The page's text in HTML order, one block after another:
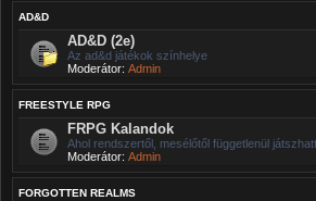
AD&D
AD&D (2e)
Az ad&d játékok színhelye
Moderátor: Admin
FREESTYLE RPG
FRPG Kalandok
Ahol rendszertől, mesélőtől függetlenül
Moderátor: Admin
FORGOTTEN REALMS